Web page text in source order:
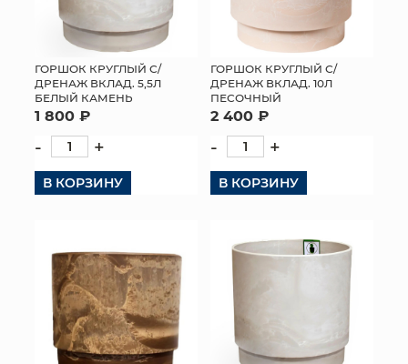
ГОРШОК КРУГЛЫЙ С/
ДРЕНАЖ ВКЛАД. 5,5Л
БЕЛЫЙ КАМЕНЬ
1 800 ₽
- +
В КОРЗИНУ
ГОРШОК КРУГЛЫЙ С/
ДРЕНАЖ ВКЛАД. 10Л
ПЕСОЧНЫЙ
2 400 ₽
- +
В КОРЗИНУ